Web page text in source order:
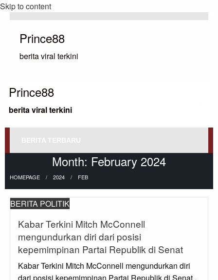
Skip to content
Prince88
berita viral terkini
Prince88
berita viral terkini
BERITA TERBARU
Month: February 2024
HOMEPAGE 2024 FEB
BERITA POLITIK
Kabar Terkini Mitch McConnell
mengundurkan diri dari posisi
kepemimpinan Partai Republik di Senat
Kabar Terkini Mitch McConnell mengundurkan diri